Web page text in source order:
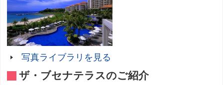
写真ライブラリを見る
ザ・ブセナテラスのご紹介